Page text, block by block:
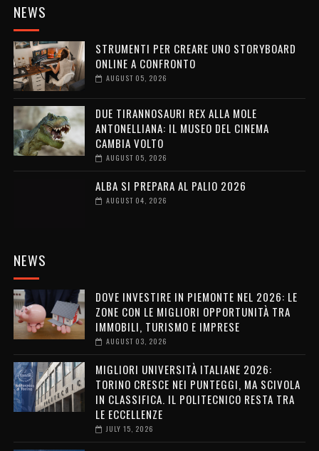
NEWS
STRUMENTI PER CREARE UNO STORYBOARD
ONLINE A CONFRONTO
AUGUST 05, 2026
DUE TIRANNOSAURI REX ALLA MOLE
ANTONELLIANA: IL MUSEO DEL CINEMA
CAMBIA VOLTO
AUGUST 05, 2026
ALBA SI PREPARA AL PALIO 2026
AUGUST 04, 2026
NEWS
DOVE INVESTIRE IN PIEMONTE NEL 2026: LE
ZONE CON LE MIGLIORI OPPORTUNITÀ TRA
IMMOBILI, TURISMO E IMPRESE
AUGUST 03, 2026
MIGLIORI UNIVERSITÀ ITALIANE 2026:
TORINO CRESCE NEI PUNTEGGI, MA SCIVOLA
IN CLASSIFICA. IL POLITECNICO RESTA TRA
LE ECCELLENZE
JULY 15, 2026